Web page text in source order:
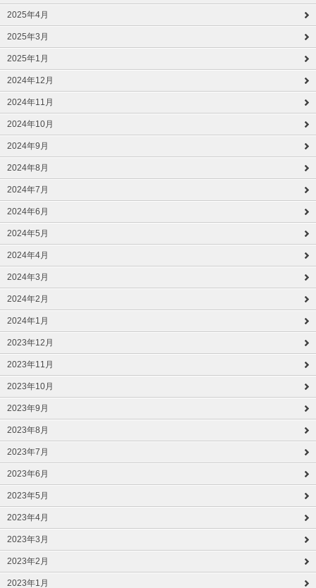
2025年4月
2025年3月
2025年1月
2024年12月
2024年11月
2024年10月
2024年9月
2024年8月
2024年7月
2024年6月
2024年5月
2024年4月
2024年3月
2024年2月
2024年1月
2023年12月
2023年11月
2023年10月
2023年9月
2023年8月
2023年7月
2023年6月
2023年5月
2023年4月
2023年3月
2023年2月
2023年1月